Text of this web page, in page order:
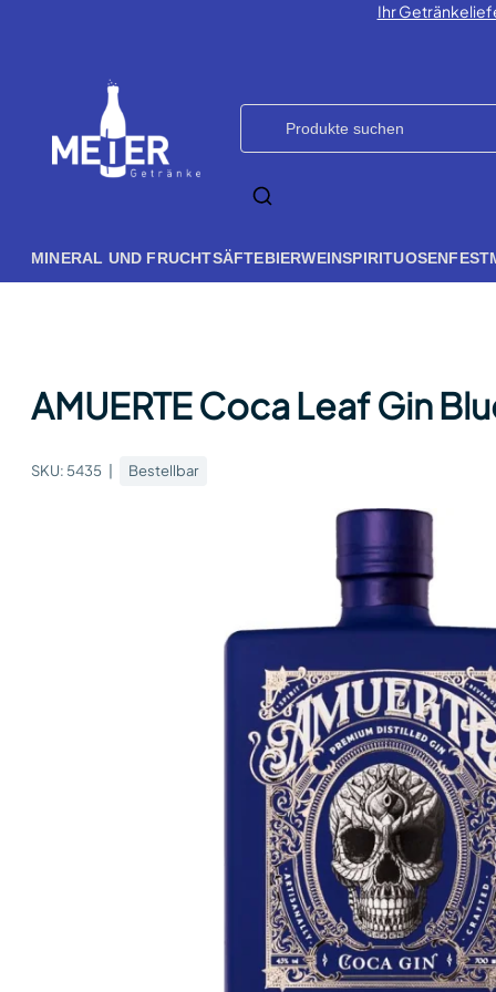
Ihr
MINERAL UND FRUCHTSÄFTEBIERWEINSPIRITUOSEN
AMUERTE Coca Leaf Gin
SKU: 5435 Bestellbar